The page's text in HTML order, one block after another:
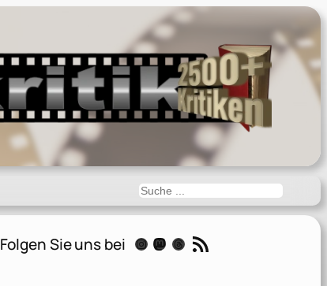
Suchen
Folgen Sie uns bei Instagram Mastodon Threads RSS-Feed